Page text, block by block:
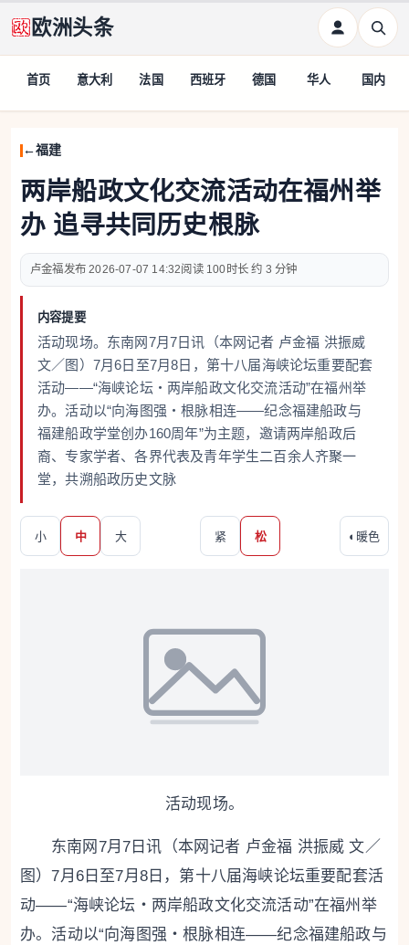
欧洲头条
首页 意大利 法国 西班牙 德国 华人 国内
福建
两岸船政文化交流活动在福州举
办 追寻共同历史根脉
卢金福 2026-07-07 14:32 100 约 3 分钟
内容提要
活动现场。东南网7月7日讯（本网记者 卢金福 洪振威
文／图）7月6日至7月8日，第十八届海峡论坛重要配套
活动——“海峡论坛・两岸船政文化交流活动”在福州举
办。活动以“向海图强・根脉相连——纪念福建船政与
福建船政学堂创办160周年”为主题，邀请两岸船政后
裔、专家学者、各界代表及青年学生二百余人齐聚一
堂，共溯船政历史文脉
小 中 大 紧 松 ◐ 暖色
活动现场。
东南网7月7日讯（本网记者 卢金福 洪振威 文／
图）7月6日至7月8日，第十八届海峡论坛重要配套活
动——“海峡论坛・两岸船政文化交流活动”在福州举
办。活动以“向海图强・根脉相连——纪念福建船政与